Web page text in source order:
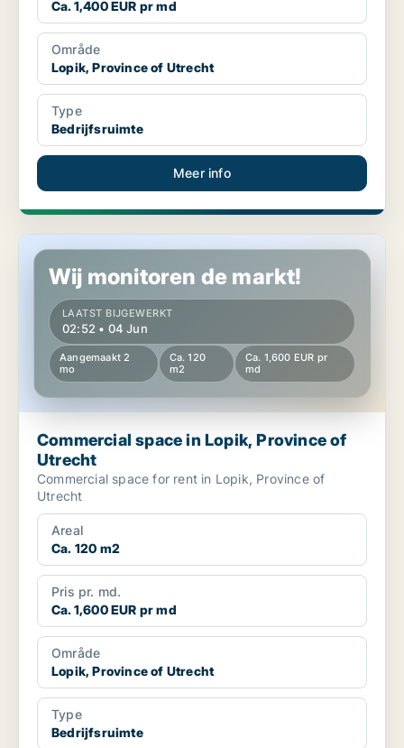
Ca. 1,400 EUR pr md
Område
Lopik, Province of Utrecht
Type
Bedrijfsruimte
Meer info
Commercial space in Lopik, Province of Utrecht
Wij monitoren de markt!
LAATST BIJGEWERKT
02:52 • 04 Jun
Aangemaakt 2
mo
Ca. 120
m2
Ca. 1,600 EUR pr
md
Commercial space in Lopik, Province of
Utrecht
Commercial space for rent in Lopik, Province of
Utrecht
Areal
Ca. 120 m2
Pris pr. md.
Ca. 1,600 EUR pr md
Område
Lopik, Province of Utrecht
Type
Bedrijfsruimte